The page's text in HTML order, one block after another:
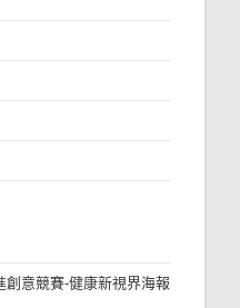
創意競賽-健康新視界海報